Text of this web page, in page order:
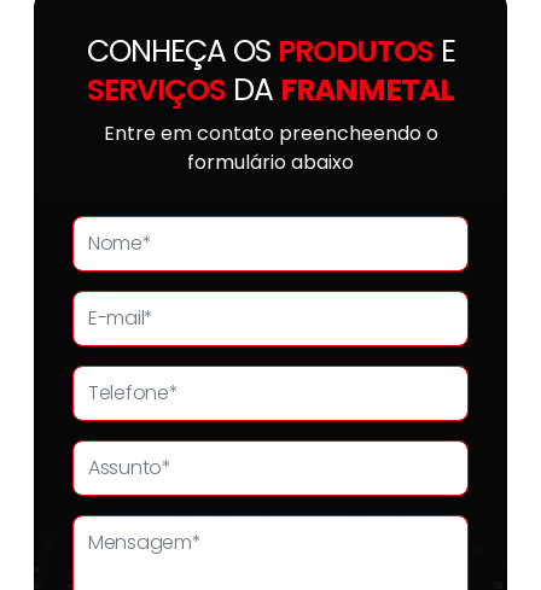
CONHEÇA OS PRODUTOSE
SERVIÇOS DA FRANMETAL
Entre em contato preencheendo o
formulário abaixo